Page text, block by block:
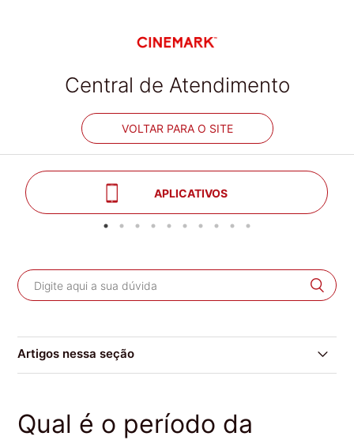
Central de Atendimento
VOLTAR PARA O SITE
APLICATIVOS
Artigos nessa seção
Como solicito uma reserva?
Qual é o período da